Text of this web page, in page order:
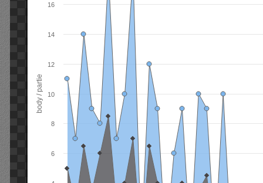
body / partie
6
8
10
12
14
16